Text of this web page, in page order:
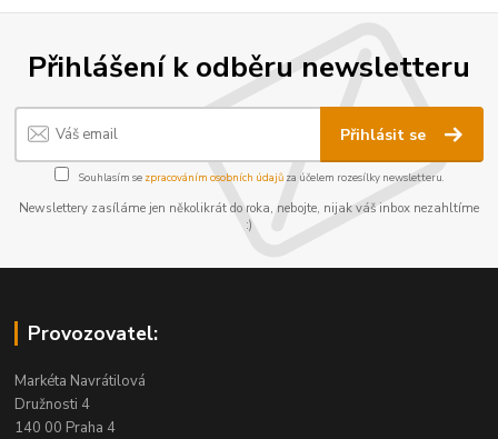
Přihlášení k odběru newsletteru
Přihlásit se
Souhlasím se zpracováním osobních údajůza účelem rozesílky newsletteru.
Newslettery zasíláme jen několikrát do roka, nebojte, nijak váš inbox nezahltíme
:)
Provozovatel:
Markéta Navrátilová
Družnosti 4
140 00 Praha 4